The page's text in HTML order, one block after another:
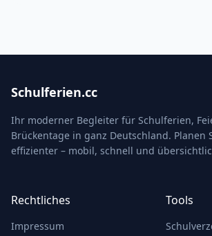
Schulferien.cc
Ihr moderner Begleiter für Schulferien,
Brückentage in ganz Deutschland. Planen
effizienter – mobil, schnell und
Rechtliches
Impressum
Tools